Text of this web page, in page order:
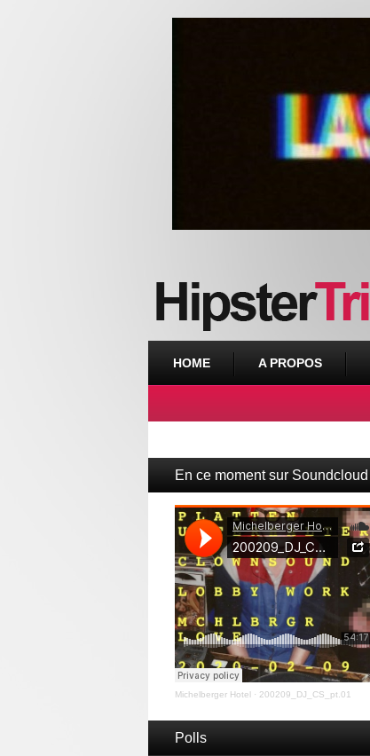
HOME A PROPOS
En ce moment sur Soundcloud
Michelberger Hotel · 200209_DJ_CS_pt.01
Polls